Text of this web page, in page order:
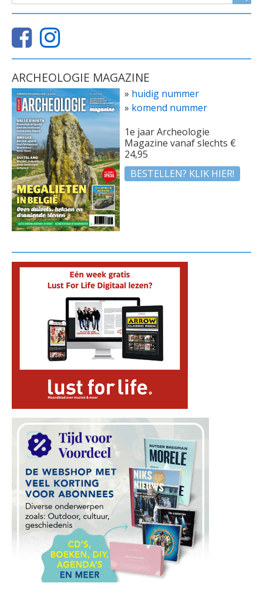
ARCHEOLOGIE MAGAZINE
» huidig nummer
» komend nummer
1e jaar Archeologie
Magazine vanaf slechts €
24,95
BESTELLEN? KLIK HIER!